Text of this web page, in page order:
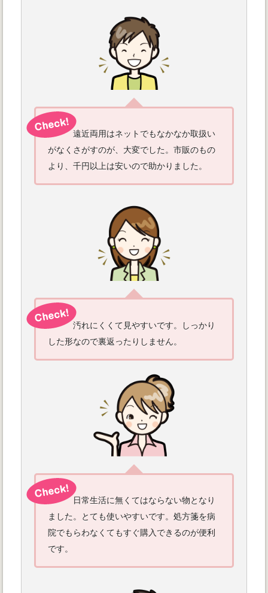
遠近両用はネットでもなかなか取扱い
がなくさがすのが、大変でした。市販のもの
より、千円以上は安いので助かりました。
汚れにくくて見やすいです。しっかり
した形なので裏返ったりしません。
日常生活に無くてはならない物となり
ました。とても使いやすいです。処方箋を病
院でもらわなくてもすぐ購入できるのが便利
です。